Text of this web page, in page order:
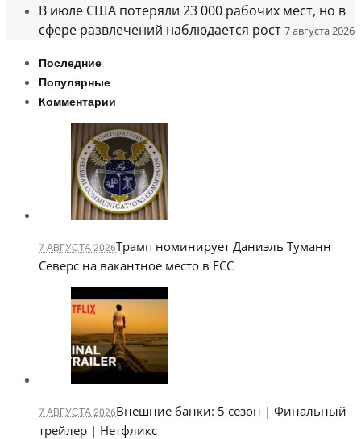
В июле США потеряли 23 000 рабочих мест, но в
сфере развлечений наблюдается рост 7 августа 2026
Последние
Популярные
Комментарии
7 АВГУСТА 2026Трамп номинирует Даниэль Туманн
Северс на вакантное место в FCC
7 АВГУСТА 2026Внешние банки: 5 сезон | Финальный
трейлер | Нетфликс